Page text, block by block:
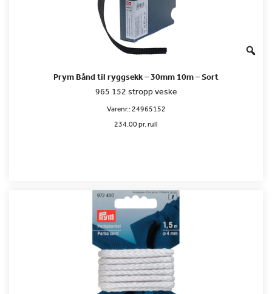
Prym Bånd til ryggsekk – 30mm 10m – Sort
965 152 stropp veske
Varenr.:24965152
234.00 pr. rull